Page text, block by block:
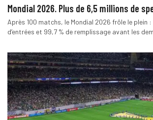
Mondial 2026. Plus de 6,5 millions de
Après 100 matchs, le Mondial 2026 frôle le plein
d’entrées et 99,7 % de remplissage avant les